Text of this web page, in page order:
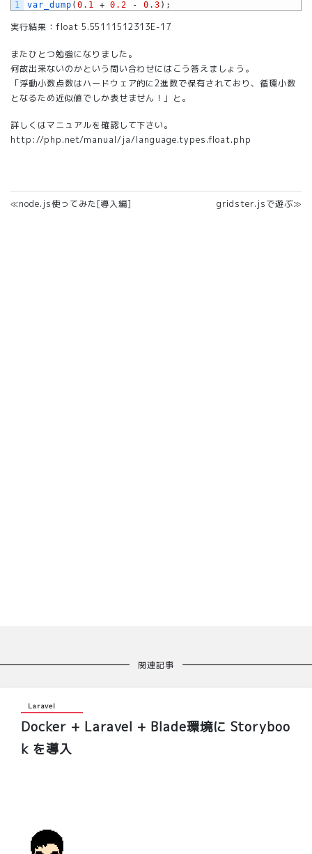
1 var_dump ( 0.1 + 0.2 - 0.3 ) ;
実行結果：float 5.55111512313E-17
またひとつ勉強になりました。
何故出来ないのかという問い合わせにはこう答えましょう。
「浮動小数点数はハードウェア的に2進数で保有されており、循環小数
となるため近似値でしか表せません！」と。
詳しくはマニュアルを確認して下さい。
http://php.net/manual/ja/language.types.float.php
≪node.js使ってみた[導入編] gridster.jsで遊ぶ≫
関連記事
Laravel
Docker + Laravel + Blade環境に Storyboo
k を導入